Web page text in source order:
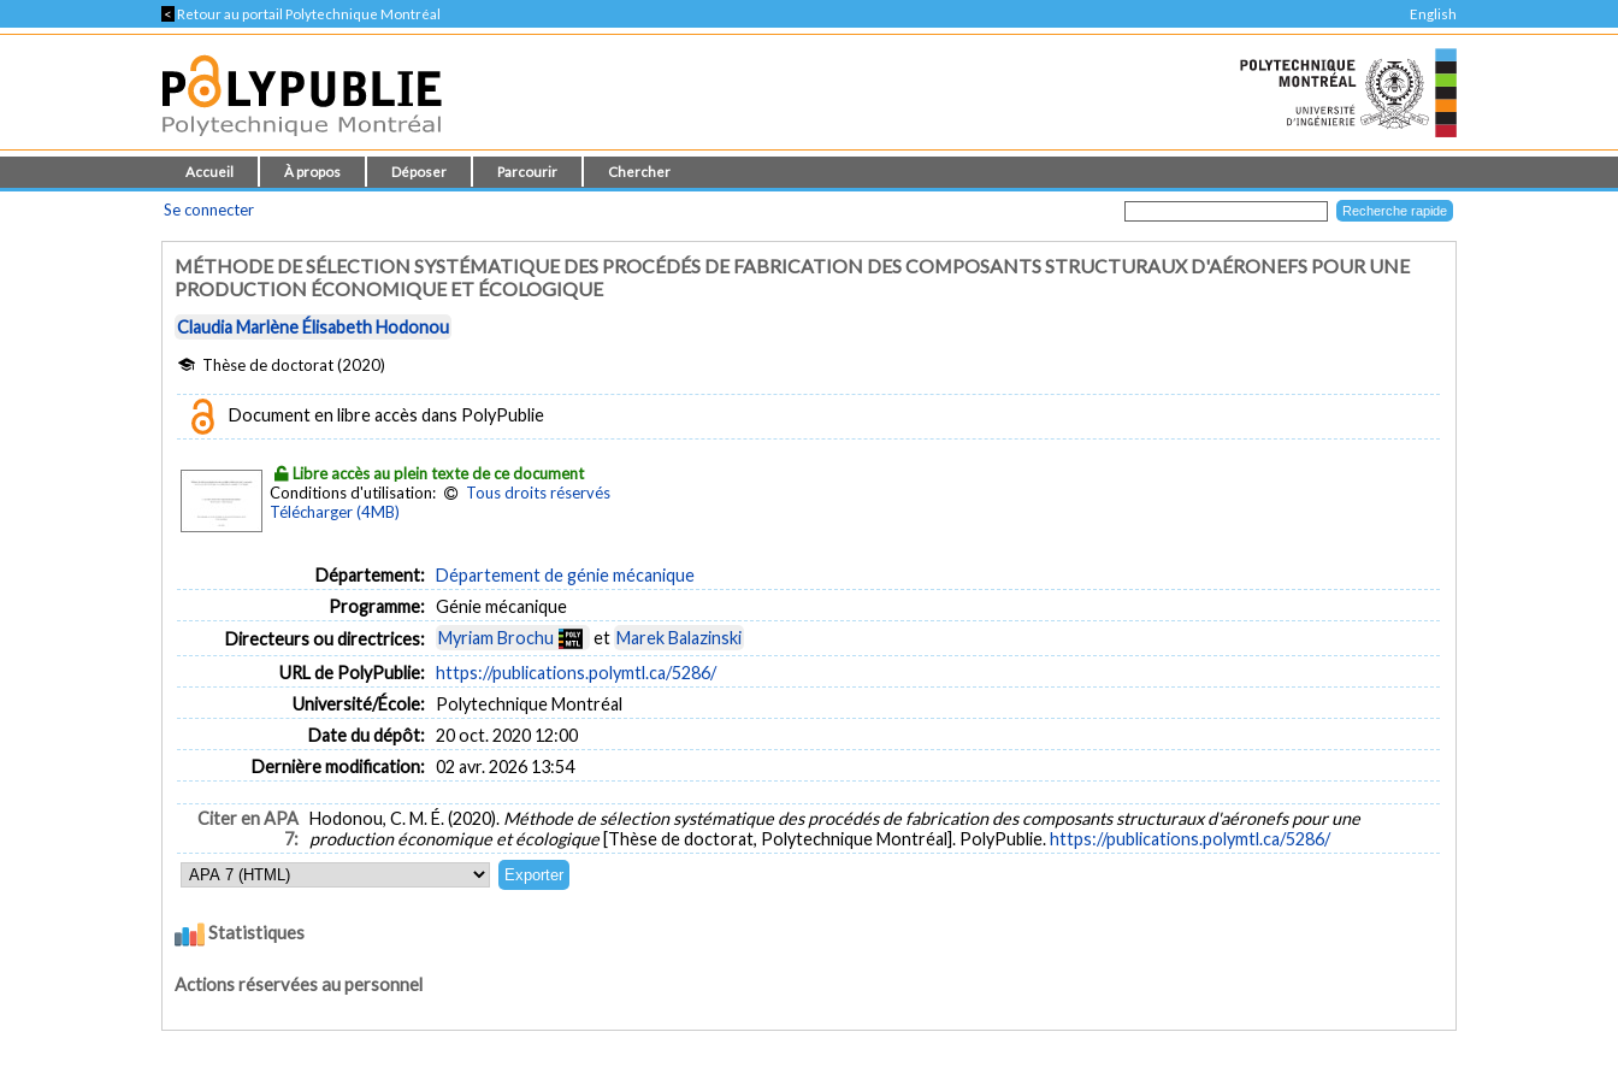
< Retour au portail Polytechnique Montréal English
Accueil À propos Déposer Parcourir Chercher
Se connecter
MÉTHODE DE SÉLECTION SYSTÉMATIQUE DES PROCÉDÉS DE FABRICATION DES COMPOSANTS STRUCTURAUX D'AÉRONEFS POUR UNE
PRODUCTION ÉCONOMIQUE ET ÉCOLOGIQUE
Claudia Marlène Élisabeth Hodonou
Thèse de doctorat (2020)
Document en libre accès dans PolyPublie
Libre accès au plein texte de ce document
Conditions d'utilisation:
Tous droits réservés
Télécharger (4MB)
Département: Département de génie mécanique
Programme: Génie mécanique
Directeurs ou directrices:
Myriam Brochu et Marek Balazinski
URL de PolyPublie: https://publications.polymtl.ca/5286/
Université/École: Polytechnique Montréal
Date du dépôt: 20 oct. 2020 12:00
Dernière modification: 02 avr. 2026 13:54
Citer en APA
7:
Hodonou, C. M. É. (2020). Méthode de sélection systématique des procédés de fabrication des composants structuraux d'aéronefs pour une
production économique et écologique [Thèse de doctorat, Polytechnique Montréal]. PolyPublie.https://publications.polymtl.ca/5286/
Statistiques
Actions réservées au personnel